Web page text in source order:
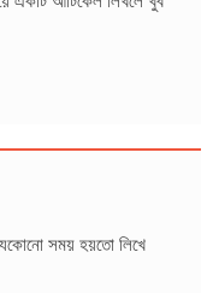
সময় হয়তো লিখে